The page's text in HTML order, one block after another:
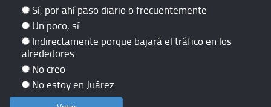
Sí, por ahí paso diario o frecuentemente
Un poco, sí
Indirectamente porque bajará el tráfico en los
alrededores
No creo
No estoy en Juárez